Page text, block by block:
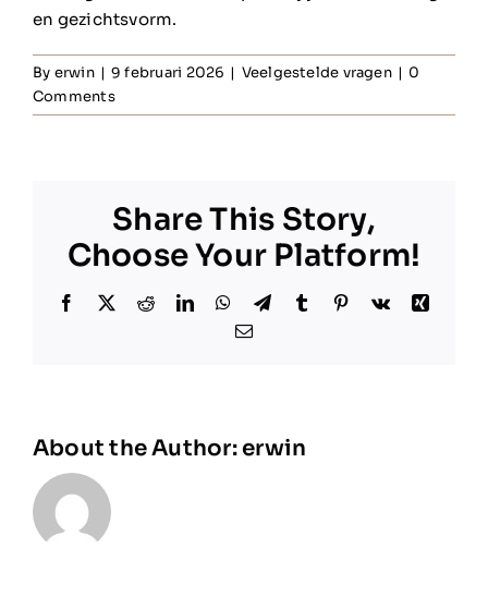
en gezichtsvorm.
By erwin | 9 februari 2026 | Veelgestelde vragen | 0
Comments
Share This Story,
Choose Your Platform!
Facebook
X RedditLinkedInWhatsApp
TelegramTumblr Pinterest
Vk
Xing
Email
About the Author:erwin